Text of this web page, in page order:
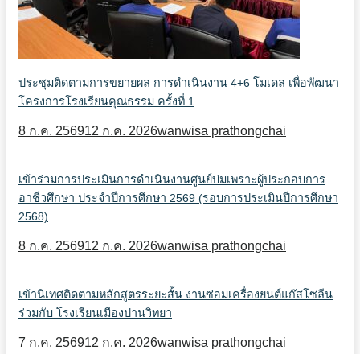
ประชุมติดตามการขยายผล การดำเนินงาน 4+6 โมเดล เพื่อพัฒนา
โครงการโรงเรียนคุณธรรม ครั้งที่ 1
8 ก.ค. 256912 ก.ค. 2026wanwisa prathongchai
เข้าร่วมการประเมินการดำเนินงานศูนย์บ่มเพราะผู้ประกอบการ
อาชีวศึกษา ประจำปีการศึกษา 2569 (รอบการประเมินปีการศึกษา
2568)
8 ก.ค. 256912 ก.ค. 2026wanwisa prathongchai
เข้านิเทศติดตามหลักสูตรระยะสั้น งานซ่อมเครื่องยนต์แก๊สโซลีน
ร่วมกับ โรงเรียนเมืองปานวิทยา
7 ก.ค. 256912 ก.ค. 2026wanwisa prathongchai